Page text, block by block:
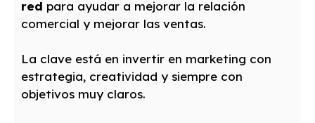
red para ayudar a mejorar la relación
comercial y mejorar las ventas.
La clave está en invertir en marketing con
estrategia, creatividad y siempre con
objetivos muy claros.